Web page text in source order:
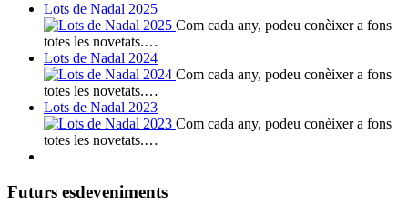
Lots de Nadal 2025
Com cada any, podeu conèixer a fons
totes les novetats.…
Lots de Nadal 2024
Com cada any, podeu conèixer a fons
totes les novetats.…
Lots de Nadal 2023
Com cada any, podeu conèixer a fons
totes les novetats.…
Futurs esdeveniments